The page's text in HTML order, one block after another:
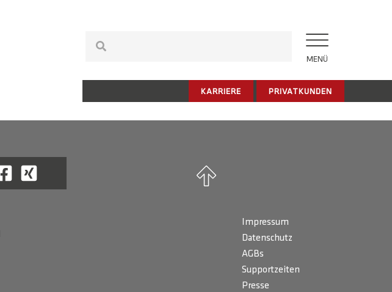
MENÜ
KARRIERE PRIVATKUNDEN
Impressum
Datenschutz
AGBs
Supportzeiten
Presse